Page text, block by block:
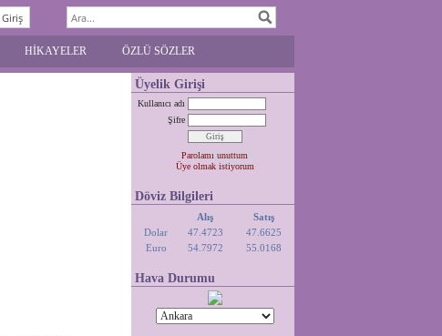
HİKAYELER ÖZLÜ SÖZLER
Üyelik Girişi
Kullanıcı adı
Şifre
Parolamı unuttum
Üye olmak istiyorum
Döviz Bilgileri
Alış
Satış
Dolar
47.4723
47.6625
Euro
54.7972 55.0168
Hava Durumu